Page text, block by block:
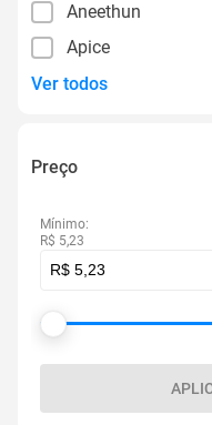
Aneethun
Apice
Ver todos
Preço
Mínimo:
R$ 5,23